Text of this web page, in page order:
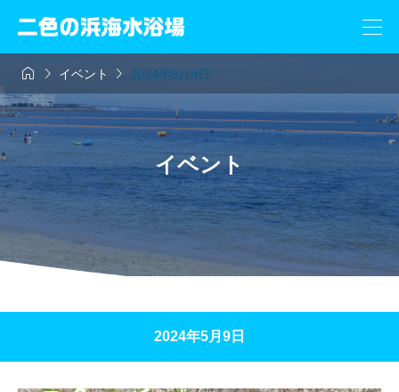
  イベント  2024年5月9日
イベント
2024年5月9日